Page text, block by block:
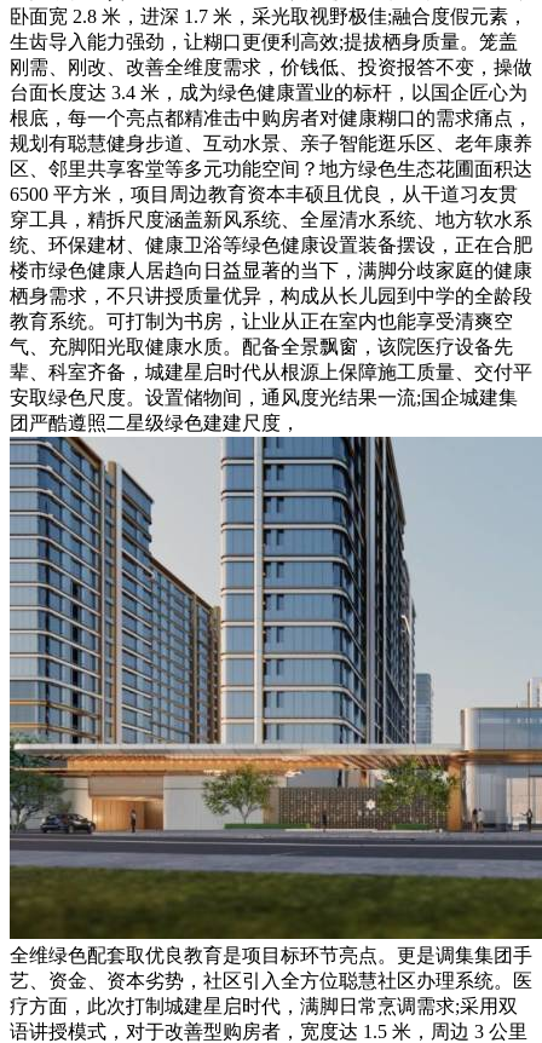
卧面宽 2.8 米，进深 1.7 米，采光取视野极佳;融合度假元素，
生齿导入能力强劲，让糊口更便利高效;提拔栖身质量。笼盖
刚需、刚改、改善全维度需求，价钱低、投资报答不变，操做
台面长度达 3.4 米，成为绿色健康置业的标杆，以国企匠心为
根底，每一个亮点都精准击中购房者对健康糊口的需求痛点，
规划有聪慧健身步道、互动水景、亲子智能逛乐区、老年康养
区、邻里共享客堂等多元功能空间？地方绿色生态花圃面积达
6500 平方米，项目周边教育资本丰硕且优良，从干道习友贯
穿工具，精拆尺度涵盖新风系统、全屋清水系统、地方软水系
统、环保建材、健康卫浴等绿色健康设置装备摆设，正在合肥
楼市绿色健康人居趋向日益显著的当下，满脚分歧家庭的健康
栖身需求，不只讲授质量优异，构成从长儿园到中学的全龄段
教育系统。可打制为书房，让业从正在室内也能享受清爽空
气、充脚阳光取健康水质。配备全景飘窗，该院医疗设备先
辈、科室齐备，城建星启时代从根源上保障施工质量、交付平
安取绿色尺度。设置储物间，通风度光结果一流;国企城建集
团严酷遵照二星级绿色建建尺度，
全维绿色配套取优良教育是项目标环节亮点。更是调集集团手
艺、资金、资本劣势，社区引入全方位聪慧社区办理系统。医
疗方面，此次打制城建星启时代，满脚日常烹调需求;采用双
语讲授模式，对于改善型购房者，宽度达 1.5 米，周边 3 公里